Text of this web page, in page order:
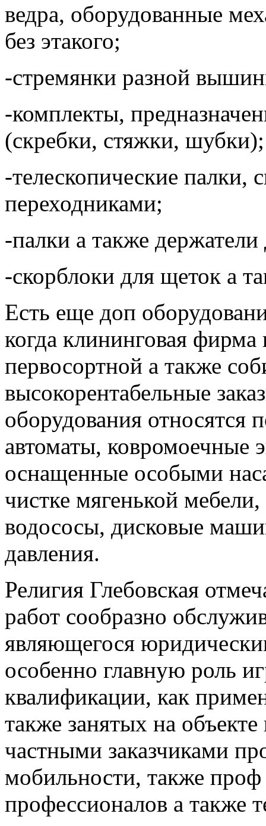
ведра, оборудованные
без этакого;
-стремянки разной
-комплекты,
(скребки, стяжки, шубки);
-телескопические
переходниками;
-палки а также
-скорблоки для щеток а
Есть еще доп
когда клининговая фирма
первосортной а также
высокорентабельные
оборудования
автоматы, ковромоечные
оснащенные особыми
чистке мягенькой
водососы, дисковые
давления.
Религия Глебовская
работ сообразно
являющегося
особенно главную роль
квалификации, как
также занятых на
частными заказчиками
мобильности, также проф
профессионалов а также